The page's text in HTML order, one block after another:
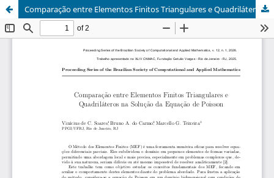
Comparação entre Elementos Finitos Triangulares e Quadriláteros na Solução da Equação de Poisson